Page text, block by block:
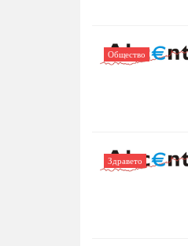
Общество
Здравето